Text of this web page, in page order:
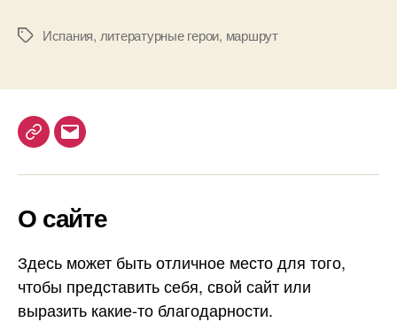
М
к
Испания, литературные герои, маршрут
T
e
r
a
m
E
i
О сайте
Здесь может быть отличное место для того,
чтобы представить себя, свой сайт или
выразить какие-то благодарности.